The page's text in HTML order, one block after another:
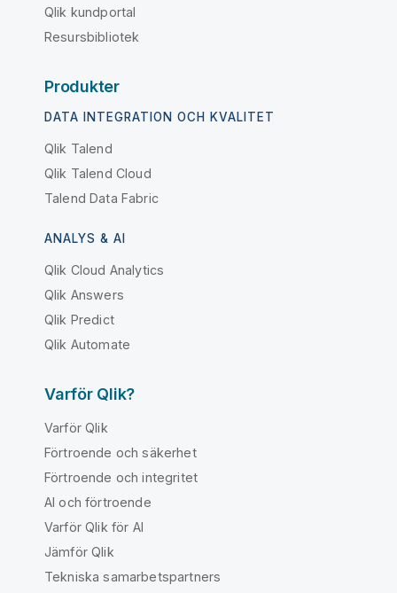
Qlik kundportal
Resursbibliotek
Produkter
DATA INTEGRATION OCH KVALITET
Qlik Talend
Qlik Talend Cloud
Talend Data Fabric
ANALYS & AI
Qlik Cloud Analytics
Qlik Answers
Qlik Predict
Qlik Automate
Varför Qlik?
Varför Qlik
Förtroende och säkerhet
Förtroende och integritet
AI och förtroende
Varför Qlik för AI
Jämför Qlik
Tekniska samarbetspartners